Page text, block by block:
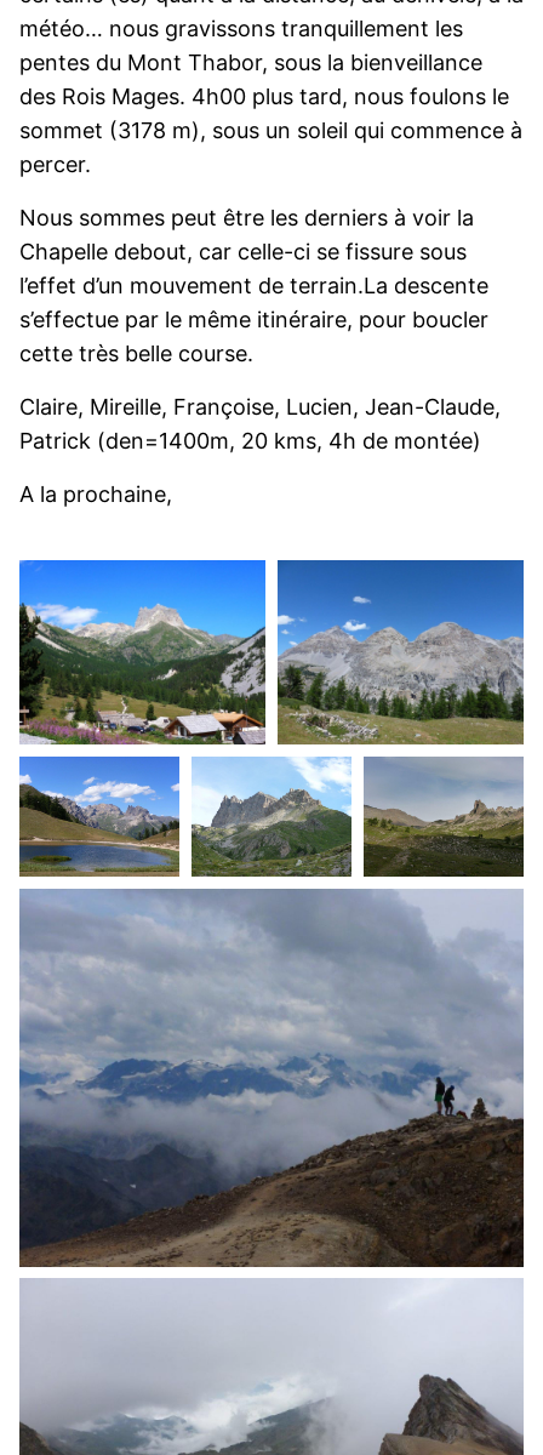
météo… nous gravissons tranquillement les
pentes du Mont Thabor, sous la bienveillance
des Rois Mages. 4h00 plus tard, nous foulons le
sommet (3178 m), sous un soleil qui commence à
percer.
Nous sommes peut être les derniers à voir la
Chapelle debout, car celle-ci se fissure sous
l’effet d’un mouvement de terrain.La descente
s’effectue par le même itinéraire, pour boucler
cette très belle course.
Claire, Mireille, Françoise, Lucien, Jean-Claude,
Patrick (den=1400m, 20 kms, 4h de montée)
A la prochaine,